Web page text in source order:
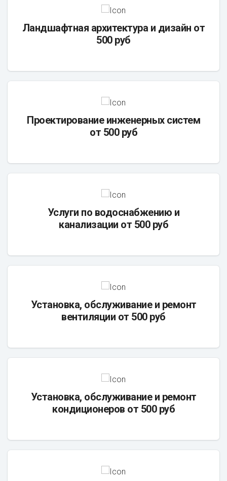
Ландшафтная архитектура и дизайн от
500 руб
Проектирование инженерных систем
от 500 руб
Услуги по водоснабжению и
канализации от 500 руб
Установка, обслуживание и ремонт
вентиляции от 500 руб
Установка, обслуживание и ремонт
кондиционеров от 500 руб